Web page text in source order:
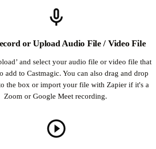
or Upload Audio File / Video File
and select your audio file or video file that
add to Castmagic. You can also drag and drop
the box or import your file with Zapier if it's a
Zoom or Google Meet recording.